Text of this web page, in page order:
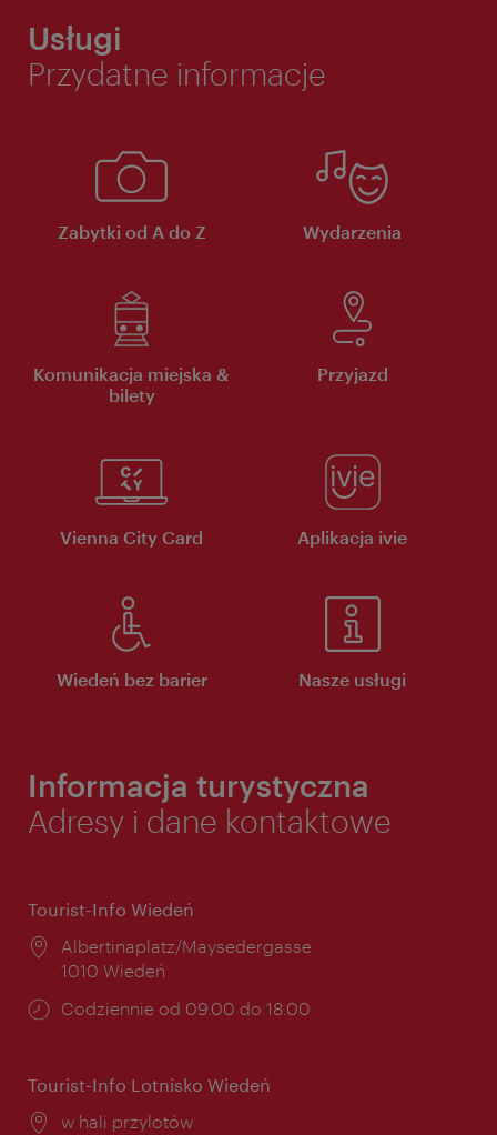
Usługi
Przydatne informacje
Zabytki od A do Z Wydarzenia
Komunikacja miejska &
bilety
Przyjazd
Vienna City Card Aplikacja ivie
Wiedeń bez barier Nasze usługi
Informacja turystyczna
Adresy i dane kontaktowe
Tourist-Info Wiedeń
Miejsce:
Albertinaplatz/Maysedergasse
1010 Wiedeń
Godziny
Codziennie od 09.00 do 18.00
Tourist-Info Lotnisko Wiedeń
Miejsce:
w hali przylotów